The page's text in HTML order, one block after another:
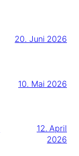
20. Juni 2026
10. Mai 2026
12. April
2026